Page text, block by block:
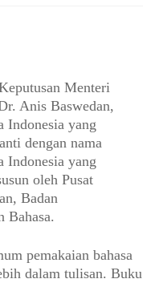
Menteri
Anis Baswedan,
Indonesia yang
dengan nama
Indonesia yang
oleh Pusat
Badan
Bahasa.
pemakaian bahasa
dalam tulisan. Buku